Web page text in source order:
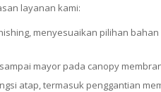
layanan kami:
menyesuaikan pilihan
mayor pada canopy
atap, termasuk penggantian